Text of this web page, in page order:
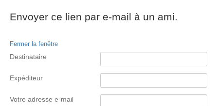
Envoyer ce lien par e-mail à un ami.
Fermer la fenêtre
Destinataire
Expéditeur
Votre adresse e-mail